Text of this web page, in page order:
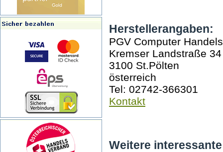
Herstellerangaben:
PGV Computer
Kremser Landstraße 34
3100 St.Pölten
österreich
Tel: 02742-366301
Kontakt
Weitere